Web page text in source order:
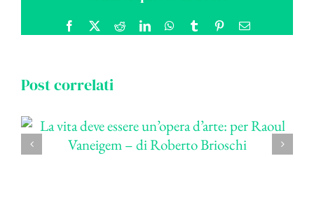
Facebook RedditLinkedInWhatsApp
Tumblr PinterestEmail
Post correlati